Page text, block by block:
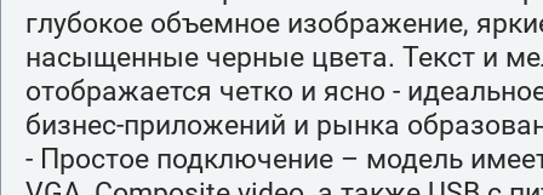
глубокое объемное изображение,
насыщенные черные цвета. Текст и
отображается четко и ясно -
бизнес-приложений и рынка
- Простое подключение – модель